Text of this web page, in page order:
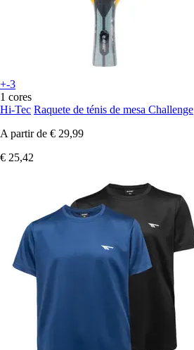
+-3
1 cores
Hi-Tec Raquete de ténis de mesa Challenge
A partir de € 29,99
€ 25,42